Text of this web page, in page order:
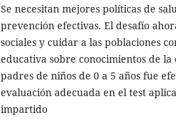
Se necesitan mejores políticas de
prevención efectivas. El desafío
sociales y cuidar a las poblaciones
educativa sobre conocimientos de
padres de niños de 0 a 5 años fue
evaluación adecuada en el test
impartido